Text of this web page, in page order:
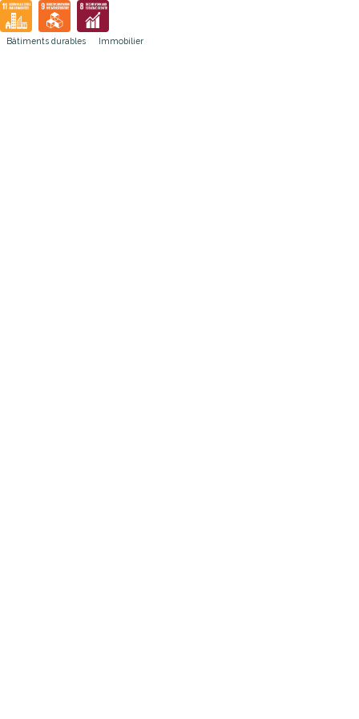
Bâtiments durables Immobilier